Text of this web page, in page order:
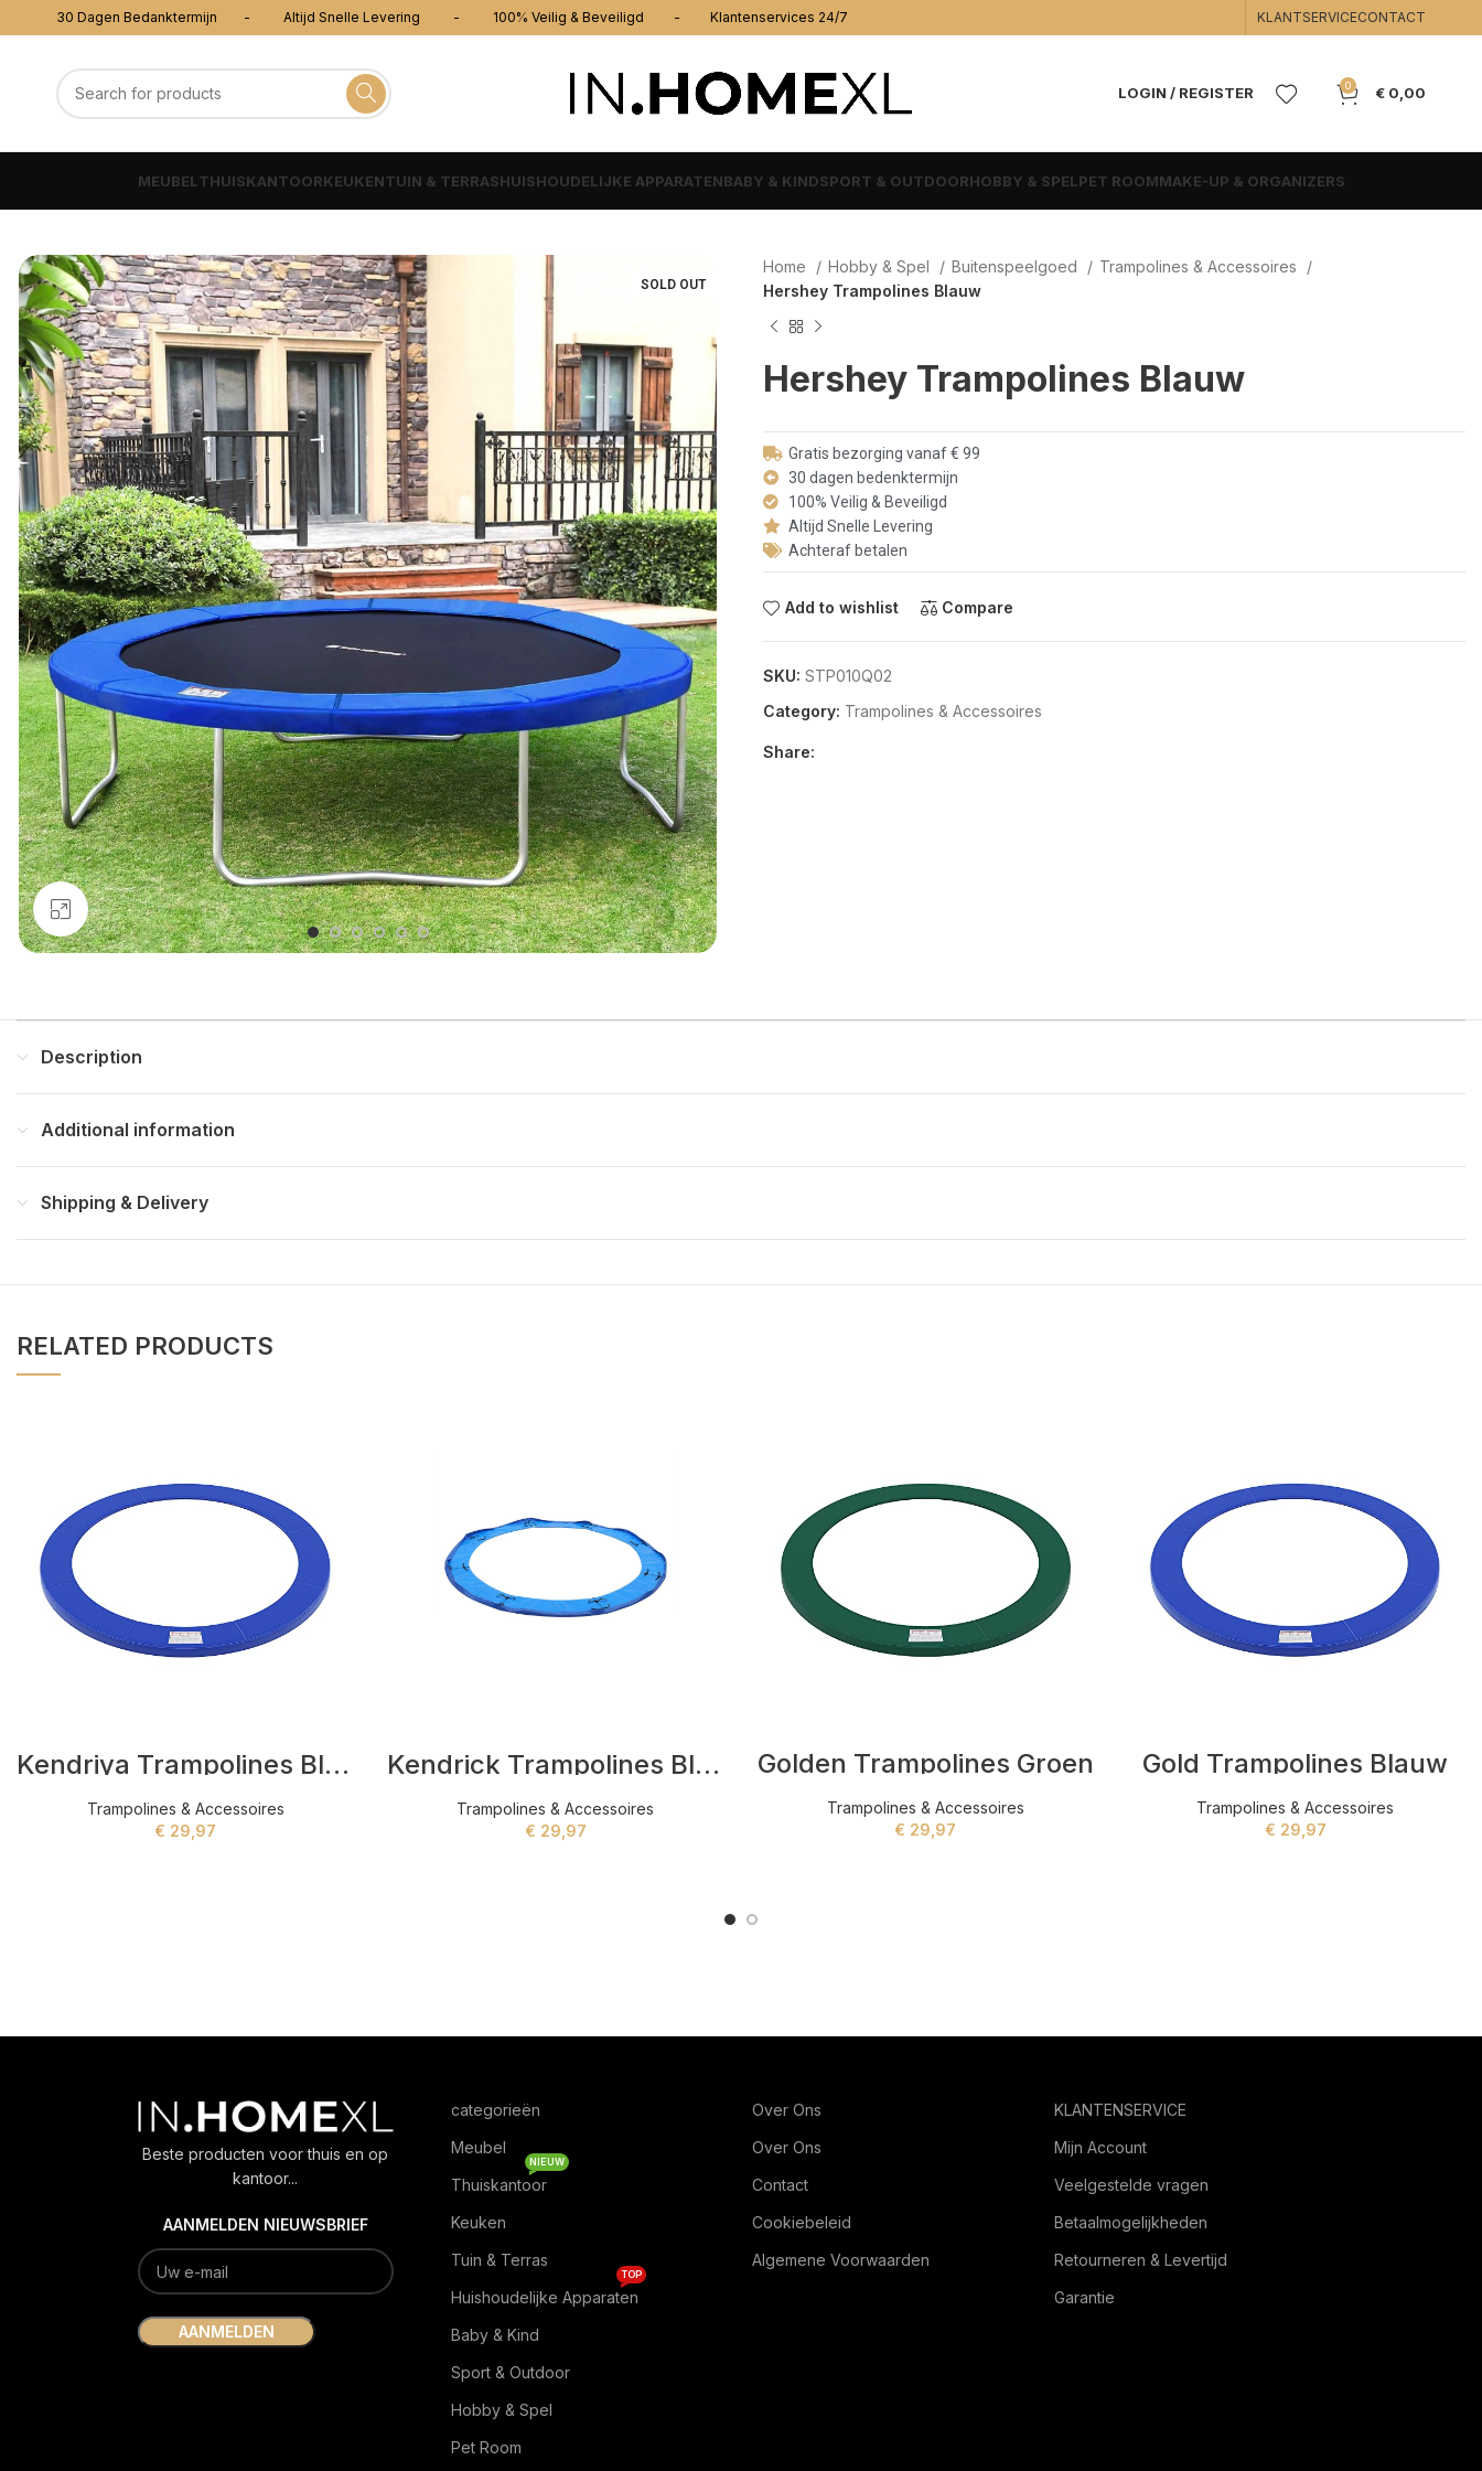
30 Dagen Bedanktermijn - Altijd Snelle Levering - 100% Veilig & Beveiligd - Klantenservices 24/7 KLANTSERVICECONTACT
LOGIN / REGISTER 0 € 0,00
MEUBEL THUISKANTOORKEUKENTUIN & TERRASHUISHOUDELIJKE APPARATENBABY & KINDSPORT & OUTDOORHOBBY & SPEL PET ROOMMAKE-UP & ORGANIZERS
SOLD OUT
Click to enlarge
Home Hobby & Spel Buitenspeelgoed
Trampolines & Accessoires
Hershey Trampolines Blauw
Hershey Trampolines Blauw
Gratis bezorging vanaf € 99
30 dagen bedenktermijn
100% Veilig & Beveiligd
Altijd Snelle Levering
Achteraf betalen
Add to wishlist Compare
SKU: STP010Q02
Category: Trampolines & Accessoires
Share:
Description
Additional information
Shipping & Delivery
RELATED PRODUCTS
Kendriya Trampolines Blauw
Trampolines & Accessoires
€ 29,97
Kendrick Trampolines Blauw
Trampolines & Accessoires
€ 29,97
Golden Trampolines Groen
Trampolines & Accessoires
€ 29,97
Gold Trampolines Blauw
Trampolines & Accessoires
€ 29,97
Beste producten voor thuis en op
kantoor...
AANMELDEN NIEUWSBRIEF
categorieën
Meubel
Thuiskantoor
NIEUW
Keuken
Tuin & Terras
Huishoudelijke Apparaten
TOP
Baby & Kind
Sport & Outdoor
Hobby & Spel
Pet Room
Over Ons
Over Ons
Contact
Cookiebeleid
Algemene Voorwaarden
KLANTENSERVICE
Mijn Account
Veelgestelde vragen
Betaalmogelijkheden
Retourneren & Levertijd
Garantie